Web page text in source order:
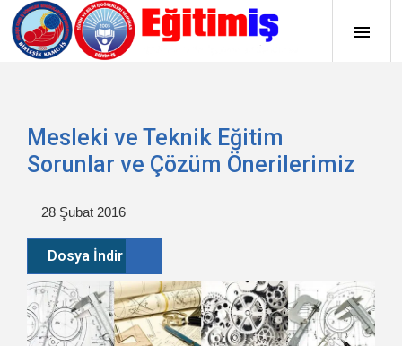
Mesleki ve Teknik Eğitim
Sorunlar ve Çözüm Önerilerimiz
28 Şubat 2016
Dosya İndir